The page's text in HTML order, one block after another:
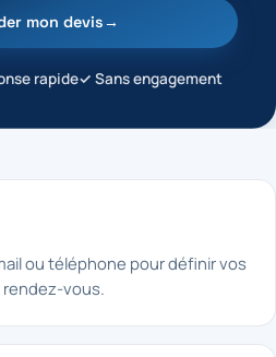
mon devis→
rapide✓ Sans engagement
ou téléphone pour définir vos
vous.